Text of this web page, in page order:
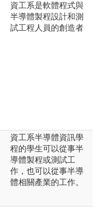
資工系是軟體程式與
半導體製程設計和測
試工程人員的創造者
資工系半導體資訊學
程的學生可以從事半
導體製程或測試工
作，也可以從事半導
體相關產業的工作。